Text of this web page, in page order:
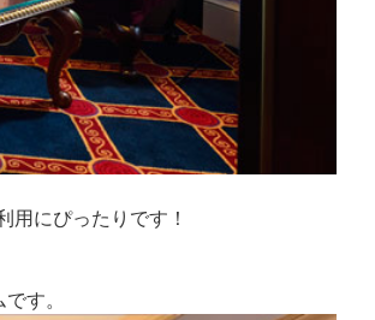
にぴったりです！
す。